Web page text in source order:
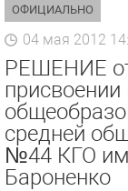
ОФИЦИАЛЬНО
04 мая 2012
РЕШЕНИЕ
средней
№44 КГО
Бароненко